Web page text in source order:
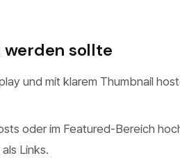
sollte
und mit klarem Thumbnail
oder im Featured-Bereich
Links.